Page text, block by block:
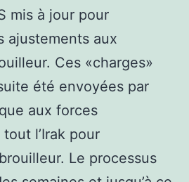
mis à jour pour
ajustements aux
Ces «charges»
été envoyées par
aux forces
l’Irak pour
Le processus